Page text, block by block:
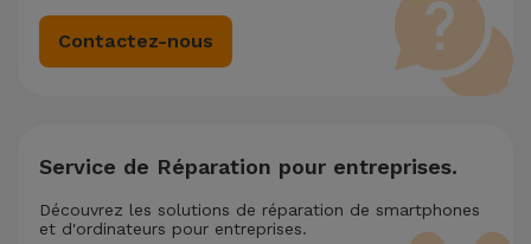
Contactez-nous
Service de Réparation pour entreprises.
Découvrez les solutions de réparation de smartphones
et d'ordinateurs pour entreprises.